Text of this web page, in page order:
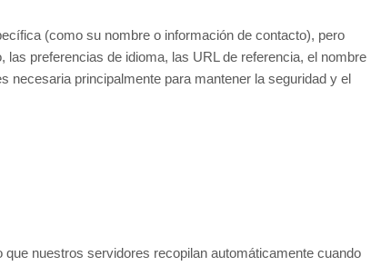
(como su nombre o información de contacto), pero
preferencias de idioma, las URL de referencia, el nombre
principalmente para mantener la seguridad y el
nuestros servidores recopilan automáticamente cuando